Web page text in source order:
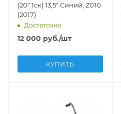
(20" 1ск) 13,5" Синий, Z010
(2017)
Достаточно
12 000 руб./шт
КУПИТЬ